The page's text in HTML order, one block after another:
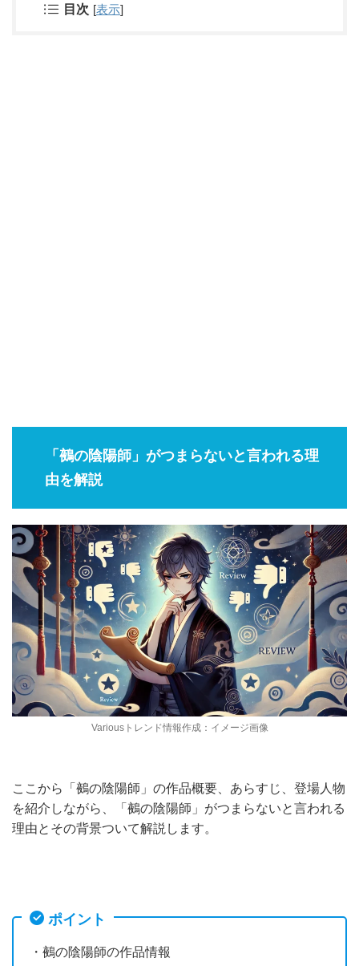
目次 [表示]
「鵺の陰陽師」がつまらないと言われる理
由を解説
Variousトレンド情報作成：イメージ画像
ここから「鵺の陰陽師」の作品概要、あらすじ、登場人物
を紹介しながら、「鵺の陰陽師」がつまらないと言われる
理由とその背景ついて解説します。
ポイント
・鵺の陰陽師の作品情報